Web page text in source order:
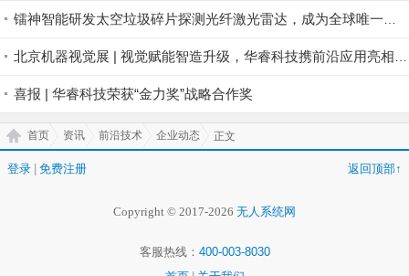
镭神智能研发太空垃圾碎片探测光纤激光雷达，成为全球唯一航天激光雷达商业公司
北京机器视觉展 | 视觉赋能智造升级，华睿科技携前沿应用亮相北京
喜报 | 华睿科技荣获“金力奖”战略合作奖
首页 资讯 前沿技术 企业动态 正文
登录 免费注册 返回顶部↑
Copyright © 2017-2026 无人系统网
客服热线： 400-003-8030